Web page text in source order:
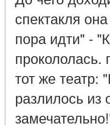
спектакля
пора идти" -
прокололась.
тот же театр:
разлилось